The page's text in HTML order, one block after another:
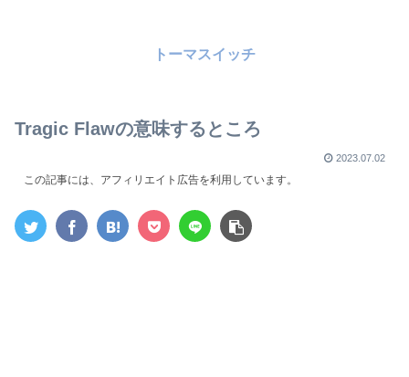
トーマスイッチ
Tragic Flawの意味するところ
2023.07.02
この記事には、アフィリエイト広告を利用しています。